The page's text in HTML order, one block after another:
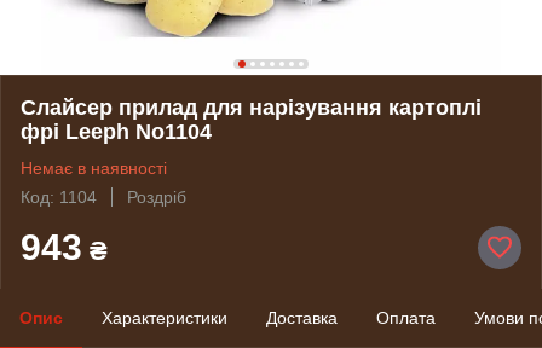
Слайсер прилад для нарізування картоплі
фрі Leeph No1104
Немає в наявності
Код: 1104
Роздріб
943 ₴
Опис Характеристики Доставка Оплата Умови